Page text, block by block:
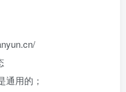
通用的；